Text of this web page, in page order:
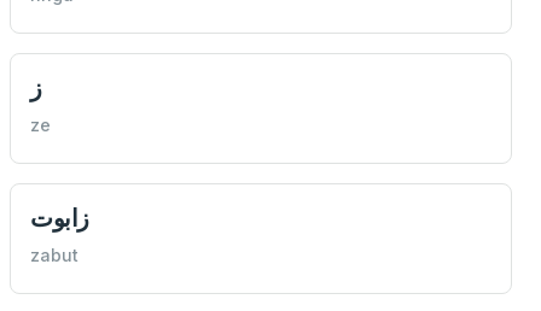
ز
ze
زابوت
zabut